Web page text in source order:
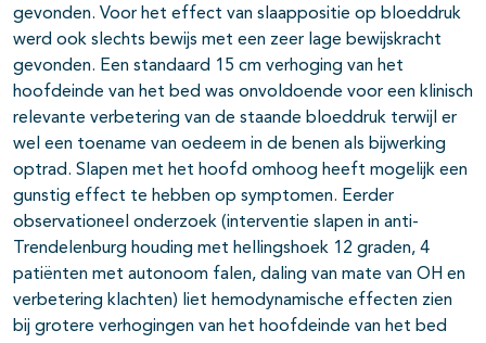
gevonden. Voor het effect van slaappositie op bloeddruk
werd ook slechts bewijs met een zeer lage bewijskracht
gevonden. Een standaard 15 cm verhoging van het
hoofdeinde van het bed was onvoldoende voor een klinisch
relevante verbetering van de staande bloeddruk terwijl er
wel een toename van oedeem in de benen als bijwerking
optrad. Slapen met het hoofd omhoog heeft mogelijk een
gunstig effect te hebben op symptomen. Eerder
observationeel onderzoek (interventie slapen in anti-
Trendelenburg houding met hellingshoek 12 graden, 4
patiënten met autonoom falen, daling van mate van OH en
verbetering klachten) liet hemodynamische effecten zien
bij grotere verhogingen van het hoofdeinde van het bed